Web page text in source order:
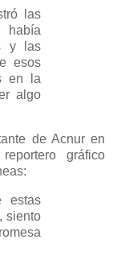
las
y las
esos
en la
algo
de Acnur en
gráfico
estas
siento